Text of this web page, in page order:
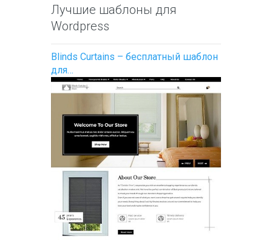
Лучшие шаблоны для
Wordpress
Blinds Curtains – бесплатный шаблон
для…